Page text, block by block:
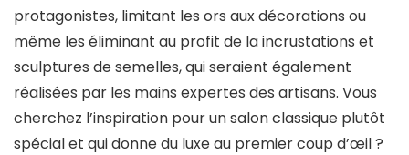
protagonistes, limitant les ors aux décorations ou
même les éliminant au profit de la incrustations et
sculptures de semelles, qui seraient également
réalisées par les mains expertes des artisans. Vous
cherchez l’inspiration pour un salon classique plutôt
spécial et qui donne du luxe au premier coup d’œil ?